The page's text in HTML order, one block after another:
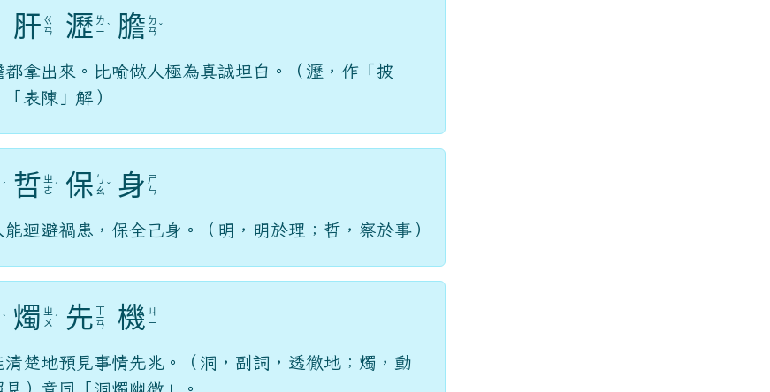
肝 ㄍ
ㄢ
瀝 ㄌ
ㄧ ˋ 膽 ㄉ
ㄢ ˇ
都拿出來。比喻做人極為真誠坦白。（瀝，作「披
表陳」解）
ˊ 哲 ㄓ
ㄜ ˊ 保 ㄅ
ㄠ ˇ 身 ㄕ
ㄣ
能迴避禍患，保全己身。（明，明於理；哲，察於事）
ˋ 燭 ㄓ
ㄨ ˊ 先 ㄒ
ㄧ
ㄢ 機 ㄐ
ㄧ
清楚地預見事情先兆。（洞，副詞，透徹地；燭，動
）意同「洞燭幽微」。